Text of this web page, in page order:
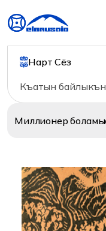
Нарт Сёз
Къатын
Миллионер
Литература